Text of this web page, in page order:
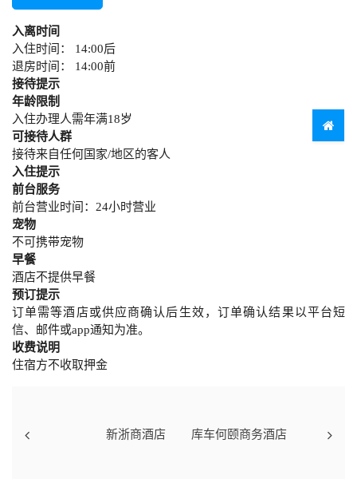
入离时间
入住时间： 14:00后
退房时间： 14:00前
接待提示
年龄限制
入住办理人需年满18岁
可接待人群
接待来自任何国家/地区的客人
入住提示
前台服务
前台营业时间：24小时营业
宠物
不可携带宠物
早餐
酒店不提供早餐
预订提示
订单需等酒店或供应商确认后生效，订单确认结果以平台短
信、邮件或app通知为准。
收费说明
住宿方不收取押金
新浙商酒店 库车何颐商务酒店